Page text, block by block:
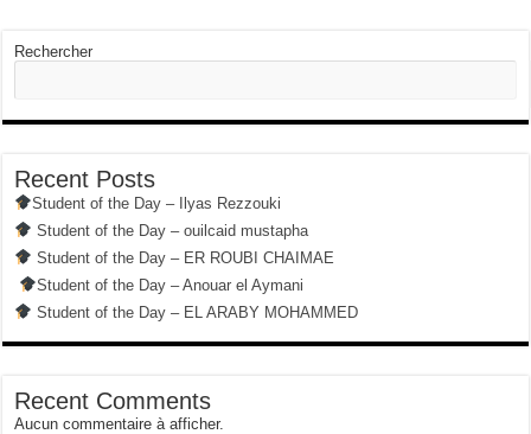
Rechercher
Recent Posts
Student of the Day – Ilyas Rezzouki
Student of the Day – ouilcaid mustapha
Student of the Day – ER ROUBI CHAIMAE
Student of the Day – Anouar el Aymani
Student of the Day – EL ARABY MOHAMMED
Recent Comments
Aucun commentaire à afficher.